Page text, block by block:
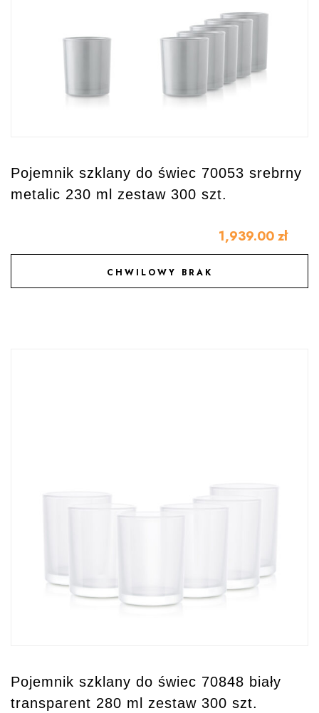
Pojemnik szklany do świec 70053 srebrny
metalic 230 ml zestaw 300 szt.
1,939.00 zł
CHWILOWY BRAK
DODAJ DO ULUBIONYCH
Pojemnik szklany do świec 70848 biały
transparent 280 ml zestaw 300 szt.